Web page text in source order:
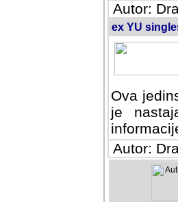
Autor:
ex YU
Ova
je
Autor: